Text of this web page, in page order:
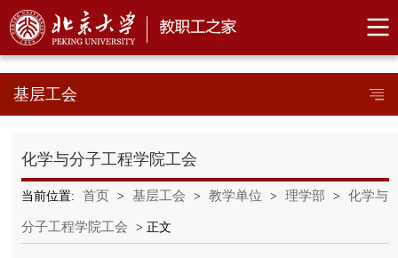
基层工会
化学与分子工程学院工会
当前位置: 首页 > 基层工会 > 教学单位 > 理学部 > 化学与
分子工程学院工会 > 正文